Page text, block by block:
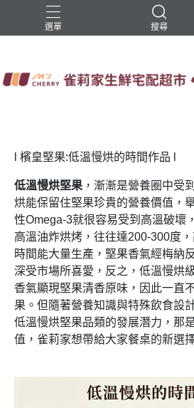
選單 搜尋
l 檳皇堅果:低溫慢烘的時間作品 l
低溫慢烘堅果 ，漸漸是營養圈中受
烘能保留住堅果珍貴的營養價值，
性Omega-3就很容易受到高溫破壞
高溫油炸烘烤，往往達200-300度
時間能大量生產，堅果香氣經梅納
深受市場所喜愛，反之，低溫慢烘
香氣顯現堅果清香原味，因此一直
果。但隨著營養知識與特殊飲食設
低溫慢烘堅果品類的發展潛力，那
值，雀莉家想帶給大家餐桌的新選